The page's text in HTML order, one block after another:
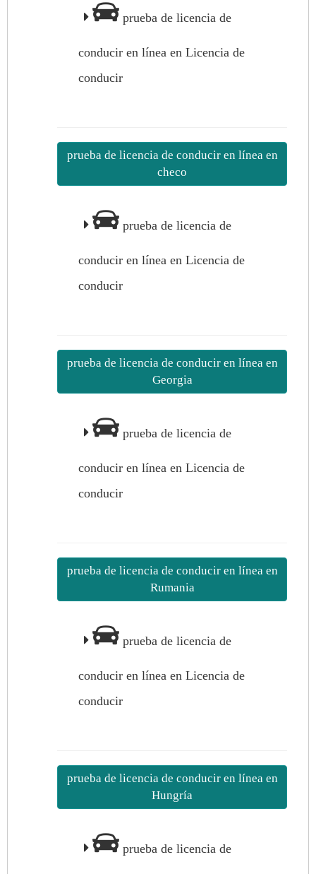
prueba de licencia de
conducir en línea en Licencia de
conducir
prueba de licencia de conducir en línea en
checo
prueba de licencia de
conducir en línea en Licencia de
conducir
prueba de licencia de conducir en línea en
Georgia
prueba de licencia de
conducir en línea en Licencia de
conducir
prueba de licencia de conducir en línea en
Rumania
prueba de licencia de
conducir en línea en Licencia de
conducir
prueba de licencia de conducir en línea en
Hungría
prueba de licencia de